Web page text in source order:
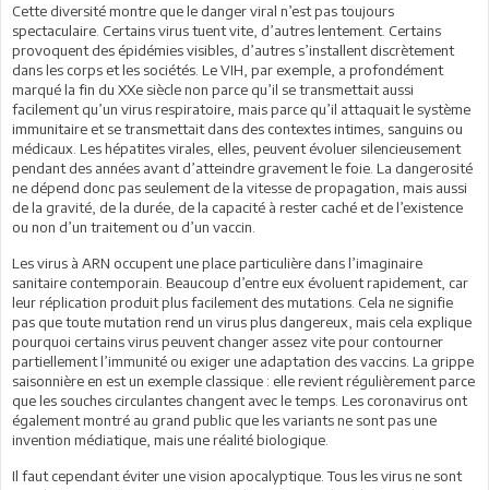
Cette diversité montre que le danger viral n’est pas toujours
spectaculaire. Certains virus tuent vite, d’autres lentement. Certains
provoquent des épidémies visibles, d’autres s’installent discrètement
dans les corps et les sociétés. Le VIH, par exemple, a profondément
marqué la fin du XXe siècle non parce qu’il se transmettait aussi
facilement qu’un virus respiratoire, mais parce qu’il attaquait le système
immunitaire et se transmettait dans des contextes intimes, sanguins ou
médicaux. Les hépatites virales, elles, peuvent évoluer silencieusement
pendant des années avant d’atteindre gravement le foie. La dangerosité
ne dépend donc pas seulement de la vitesse de propagation, mais aussi
de la gravité, de la durée, de la capacité à rester caché et de l’existence
ou non d’un traitement ou d’un vaccin.
Les virus à ARN occupent une place particulière dans l’imaginaire
sanitaire contemporain. Beaucoup d’entre eux évoluent rapidement, car
leur réplication produit plus facilement des mutations. Cela ne signifie
pas que toute mutation rend un virus plus dangereux, mais cela explique
pourquoi certains virus peuvent changer assez vite pour contourner
partiellement l’immunité ou exiger une adaptation des vaccins. La grippe
saisonnière en est un exemple classique : elle revient régulièrement parce
que les souches circulantes changent avec le temps. Les coronavirus ont
également montré au grand public que les variants ne sont pas une
invention médiatique, mais une réalité biologique.
Il faut cependant éviter une vision apocalyptique. Tous les virus ne sont